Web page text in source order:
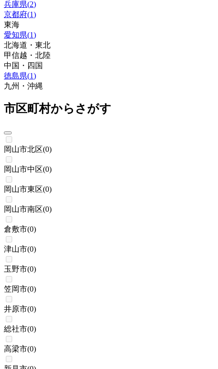
兵庫県(2)
京都府(1)
東海
愛知県(1)
北海道・東北
甲信越・北陸
中国・四国
徳島県(1)
九州・沖縄
市区町村からさがす
岡山市北区(0)
岡山市中区(0)
岡山市東区(0)
岡山市南区(0)
倉敷市(0)
津山市(0)
玉野市(0)
笠岡市(0)
井原市(0)
総社市(0)
高梁市(0)